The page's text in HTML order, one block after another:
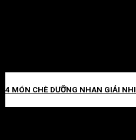
4 MÓN CHÈ DƯỠNG NHAN GIẢI